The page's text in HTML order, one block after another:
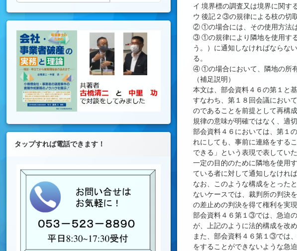
イ 境界標の調査又は境界に関す
ウ 後記２③の規律による枝の切
② ①の場合には、その使用方法
③ ①の規律により隣地を使用す
う。）に通知しなければならな
る。
④ ①の場合において、隣地の所
（補足説明）
本文は、部会資料４６の第１と
すなわち、第１８回会議におい
のであることを前提として再構
規律の意味が明確ではなく、適
部会資料４６においては、第１
れにしても、事前に連絡をする
できる」という表現で表してい
一定の目的のために隣地を使用
ている者に対して通知しなけれ
なお、このような構成をとった
ないケースでは、裁判所の判決
の差止めの判決を得て権利を実
部会資料４６第１③では、急迫
が、上記のように法的構成を改
また、部会資料４６第１③では
をすることができないような急
タップすれば電話できます！